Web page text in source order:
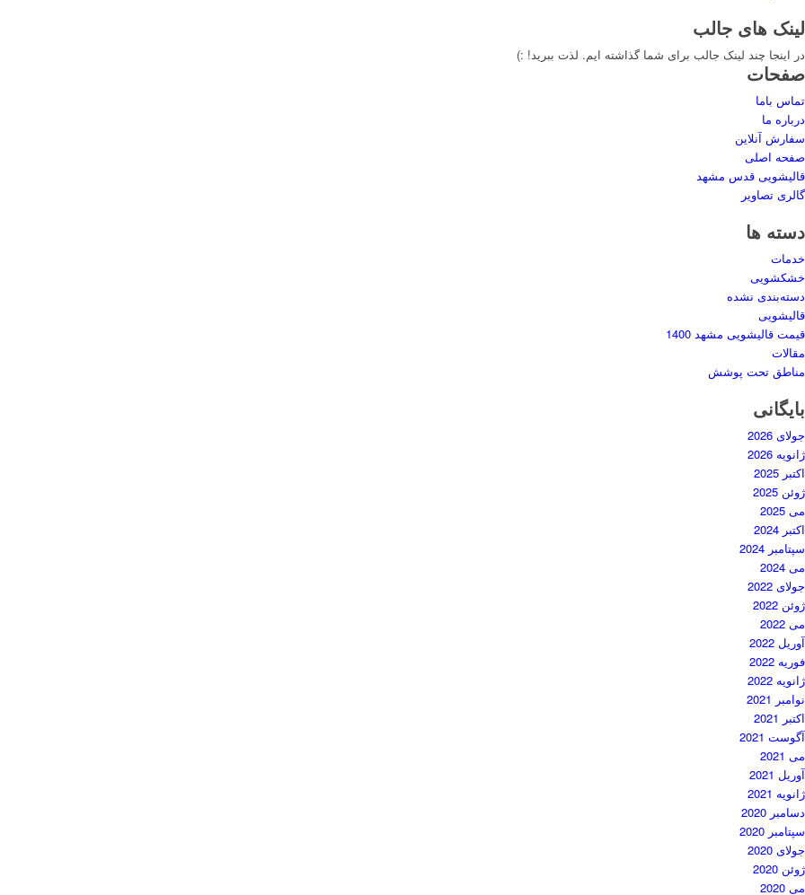
لینک های جالب
در اینجا چند لینک جالب برای شما گذاشته ایم. لذت ببرید! :)
صفحات
تماس باما
درباره ما
سفارش آنلاین
صفحه اصلی
قالیشویی قدس مشهد
گالری تصاویر
دسته ها
خدمات
خشکشویی
دسته‌بندی نشده
قالیشویی
قیمت قالیشویی مشهد 1400
مقالات
مناطق تحت پوشش
بایگانی
جولای 2026
ژانویه 2026
اکتبر 2025
ژوئن 2025
می 2025
اکتبر 2024
سپتامبر 2024
می 2024
جولای 2022
ژوئن 2022
می 2022
آوریل 2022
فوریه 2022
ژانویه 2022
نوامبر 2021
اکتبر 2021
آگوست 2021
می 2021
آوریل 2021
ژانویه 2021
دسامبر 2020
سپتامبر 2020
جولای 2020
ژوئن 2020
می 2020